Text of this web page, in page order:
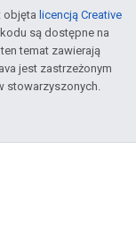
objęta licencją Creative
kodu są dostępne na
temat zawierają
jest zastrzeżonym
stowarzyszonych.